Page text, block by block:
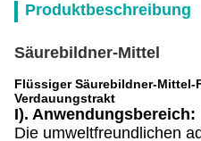
Produktbeschreibung
Säurebildner-Mittel
Flüssiger Säurebildner-
Verdauungstrakt
I). Anwendungsbereich:
Die umweltfreundlichen